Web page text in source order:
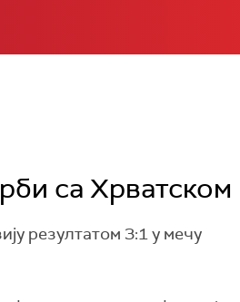
са Хрватском
резултатом 3:1 у мечу